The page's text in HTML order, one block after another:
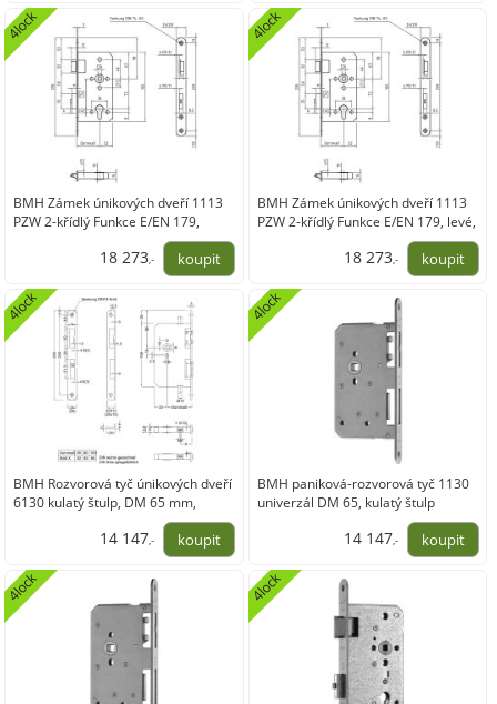
BMH Zámek únikových dveří 1113
PZW 2-křídlý Funkce E/EN 179,
4lock
18 273,-
BMH Zámek únikových dveří 1113
PZW 2-křídlý Funkce E/EN 179, levé,
4lock
18 273,-
BMH Rozvorová tyč únikových dveří
6130 kulatý štulp, DM 65 mm,
4lock
14 147,-
BMH paniková-rozvorová tyč 1130
univerzál DM 65, kulatý štulp
4lock
14 147,-
4lock 4lock